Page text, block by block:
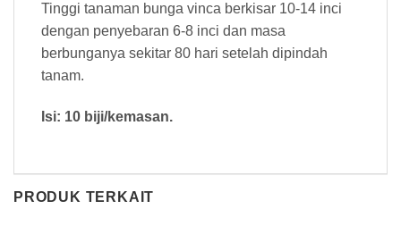
Tinggi tanaman bunga vinca berkisar 10-14 inci
dengan penyebaran 6-8 inci dan masa
berbunganya sekitar 80 hari setelah dipindah
tanam.
Isi: 10 biji/kemasan.
PRODUK TERKAIT